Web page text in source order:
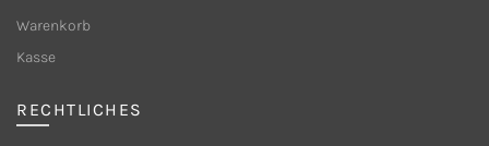
Warenkorb
Kasse
RECHTLICHES